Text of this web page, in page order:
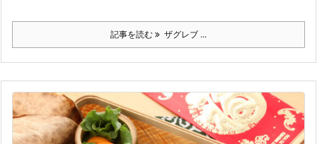
記事を読む ザグレブ ...